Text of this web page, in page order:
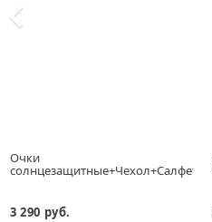
Очки
солнцезащитные+Чехол+Салфетка
3 290 руб.